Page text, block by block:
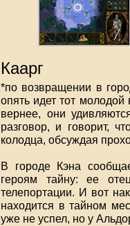
Каарг
*по возвращении в
опять идет тот молодой
вернее, они
разговор, и говорит,
колодца, обсуждая
В городе Кэна
героям тайну: ее
телепортации. И вот
находится в тайном
уже не успел, но у